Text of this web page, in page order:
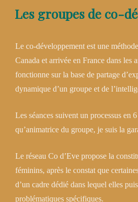
Les groupes de co-
Le co-développement est une
Canada et arrivée en France dans les
fonctionne sur la base de partage
dynamique d’un groupe et de
Les séances suivent un processus en
qu’animatrice du groupe, je suis la
Le réseau Co d’Eve propose la
féminins, après le constat que
d’un cadre dédié dans lequel elles
problématiques spécifiques.